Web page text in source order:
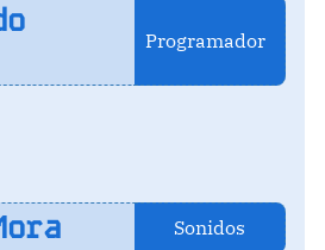
Programador
Sonidos